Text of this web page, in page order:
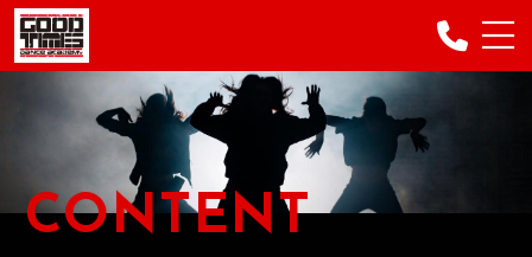
ABOUT
MENU
CAMPAIGN
CONTENT